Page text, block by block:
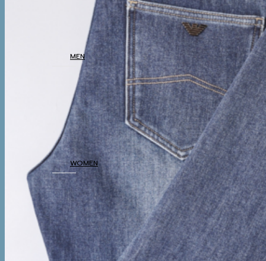
MEN
COATS
TOP
BOTTOM
THERMAL
UNDERWEAR
WOMEN
COATS
TOP
BOTTOM